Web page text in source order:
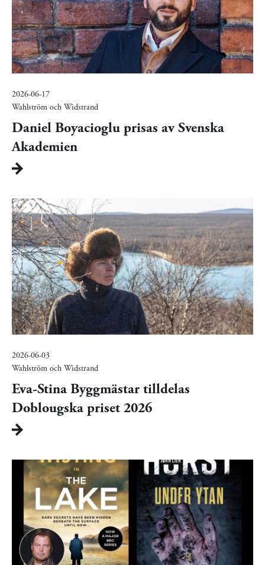
2026-06-17
Wahlström och Widstrand
Daniel Boyacioglu prisas av Svenska
Akademien
2026-06-03
Wahlström och Widstrand
Eva-Stina Byggmästar tilldelas
Doblougska priset 2026